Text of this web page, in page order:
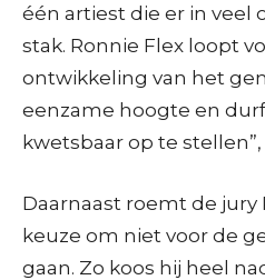
één artiest die er in veel
stak. Ronnie Flex loopt
ontwikkeling van het
eenzame hoogte en
kwetsbaar op te
Daarnaast roemt de jury
keuze om niet voor de
gaan. Zo koos hij heel